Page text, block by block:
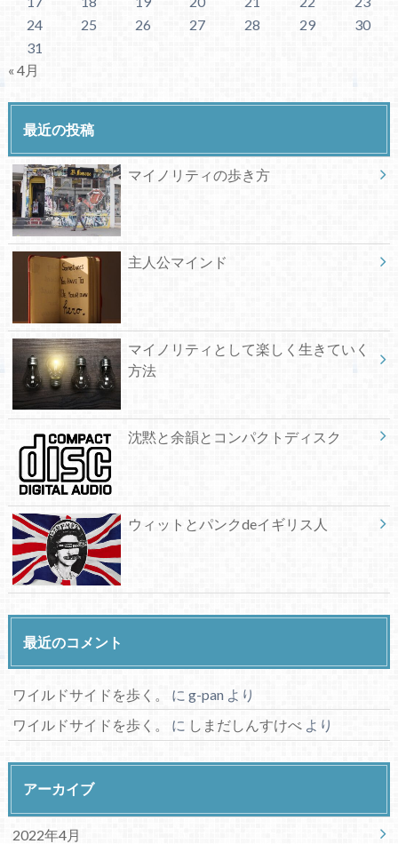
24
25 26 27 28 29
30
31
« 4月
最近の投稿
マイノリティの歩き方
主人公マインド
マイノリティとして楽しく生きていく
方法
沈黙と余韻とコンパクトディスク
ウィットとパンクdeイギリス人
最近のコメント
ワイルドサイドを歩く。 に g-panより
ワイルドサイドを歩く。
に しまだしんすけべより
アーカイブ
2022年4月